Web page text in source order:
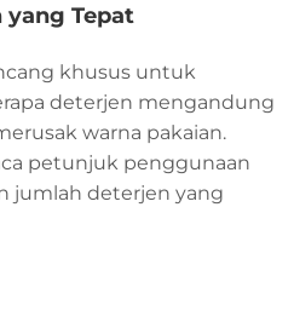
yang Tepat
khusus untuk
deterjen mengandung
warna pakaian.
petunjuk penggunaan
jumlah deterjen yang